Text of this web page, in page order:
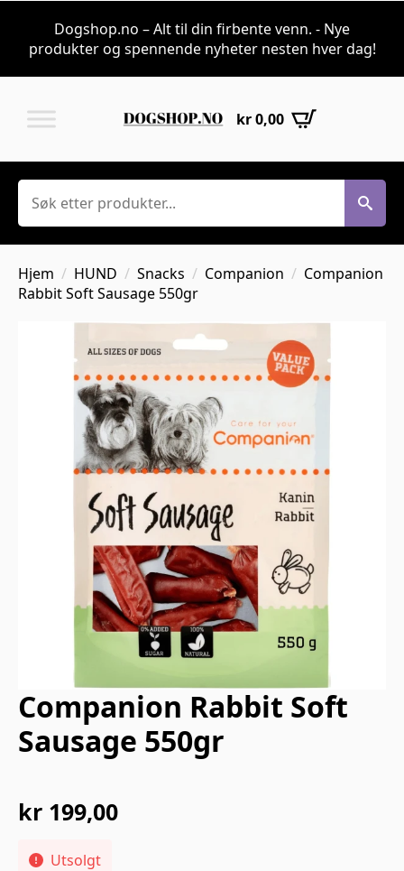
Dogshop.no – Alt til din firbente venn. - Nye
produkter og spennende nyheter nesten hver dag!
kr0,00
Søk
Hjem HUND Snacks Companion
Companion
Rabbit Soft Sausage 550gr
Companion Rabbit Soft
Sausage 550gr
kr 199,00
Utsolgt